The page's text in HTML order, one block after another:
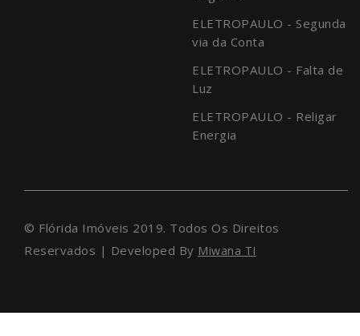
ELETROPAULO - Segunda
via da Conta
ELETROPAULO - Falta de
Luz
ELETROPAULO - Religar
Energia
© Flórida Imóveis 2019. Todos Os Direitos
Reservados | Developed By Miwana TI